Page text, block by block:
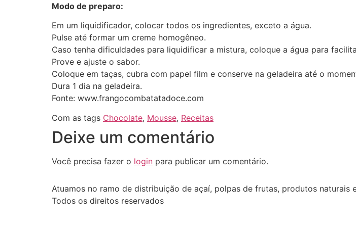
Modo de preparo:
Em um liquidificador, colocar todos os ingredientes, exceto a água.
Pulse até formar um creme homogêneo.
Caso tenha dificuldades para liquidificar a mistura, coloque a água para
Prove e ajuste o sabor.
Coloque em taças, cubra com papel film e conserve na geladeira até o
Dura 1 dia na geladeira.
Fonte: www.frangocombatatadoce.com
Com as tags Chocolate, Mousse, Receitas
Deixe um comentário
Você precisa fazer o login para publicar um comentário.
Atuamos no ramo de distribuição de açaí, polpas de frutas, produtos
Todos os direitos reservados